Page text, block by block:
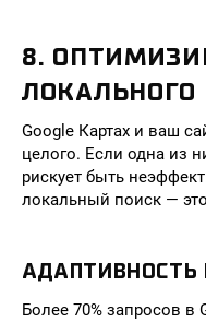
8.
ЛОКАЛЬНОГО
Google Картах и ваш
целого. Если одна из
рискует быть
локальный поиск —
АДАПТИВНОСТЬ
Более 70% запросов в